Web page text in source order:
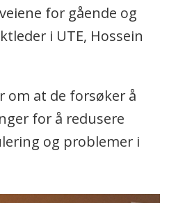
for gående og
i UTE, Hossein
om at de forsøker å
for å redusere
og problemer i